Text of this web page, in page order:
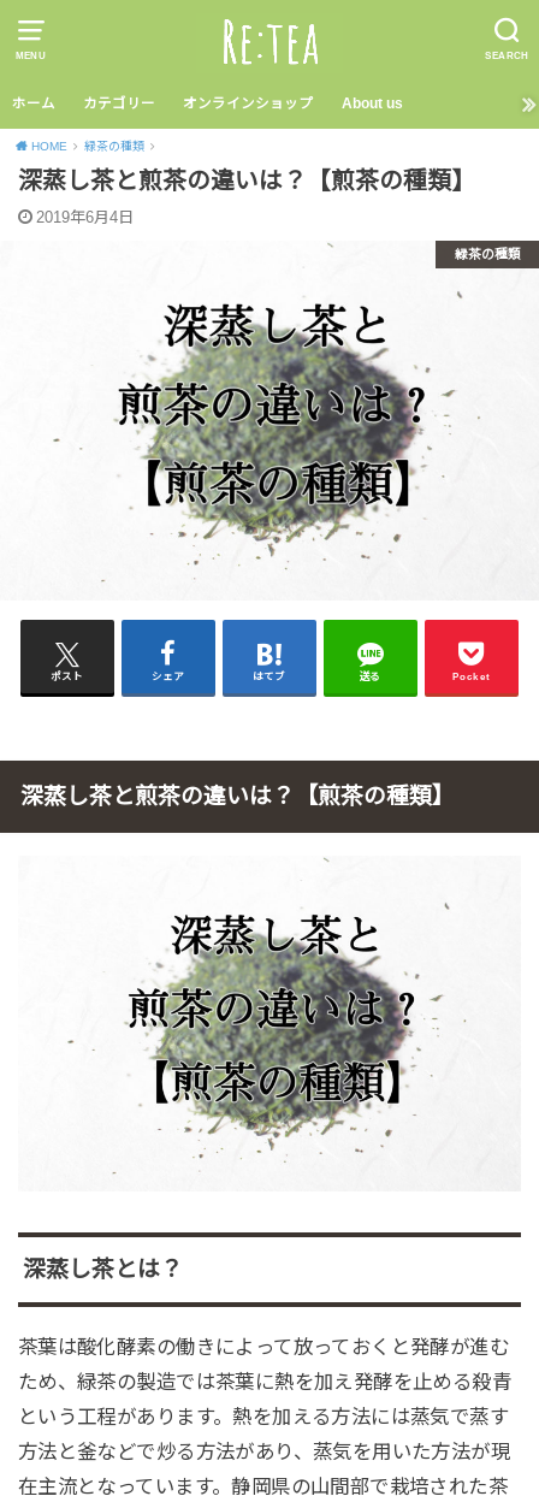
MENU SEARCH
ホーム カテゴリー オンラインショップ About us
HOME 緑茶の種類
深蒸し茶と煎茶の違いは？【煎茶の種類】
2019年6月4日
緑茶の種類
ポスト シェア はてブ 送る Pocket
深蒸し茶と煎茶の違いは？【煎茶の種類】
深蒸し茶とは？
茶葉は酸化酵素の働きによって放っておくと発酵が進む
ため、緑茶の製造では茶葉に熱を加え発酵を止める殺青
という工程があります。熱を加える方法には蒸気で蒸す
方法と釜などで炒る方法があり、蒸気を用いた方法が現
在主流となっています。静岡県の山間部で栽培された茶